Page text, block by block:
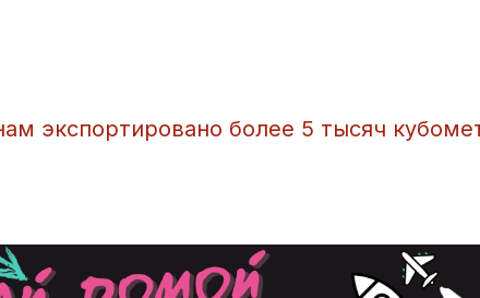
экспортировано более 5 тысяч